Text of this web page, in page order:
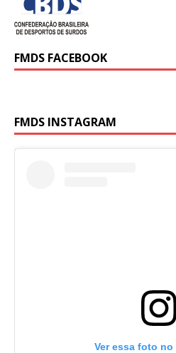
FMDS FACEBOOK
FMDS INSTAGRAM
Ver essa foto no